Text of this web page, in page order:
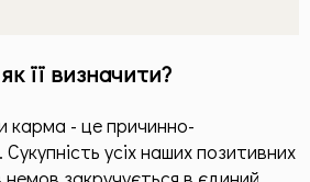
її визначити?
карма - це причинно-
усіх наших позитивних